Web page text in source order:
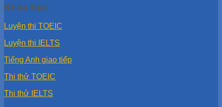
Khóa học
Luyện thi TOEIC
Luyện thi IELTS
Tiếng Anh giao tiếp
Thi thử TOEIC
Thi thử IELTS